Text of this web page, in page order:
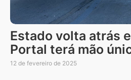
Estado volta atrás
Portal terá mão
12 de fevereiro de 2025